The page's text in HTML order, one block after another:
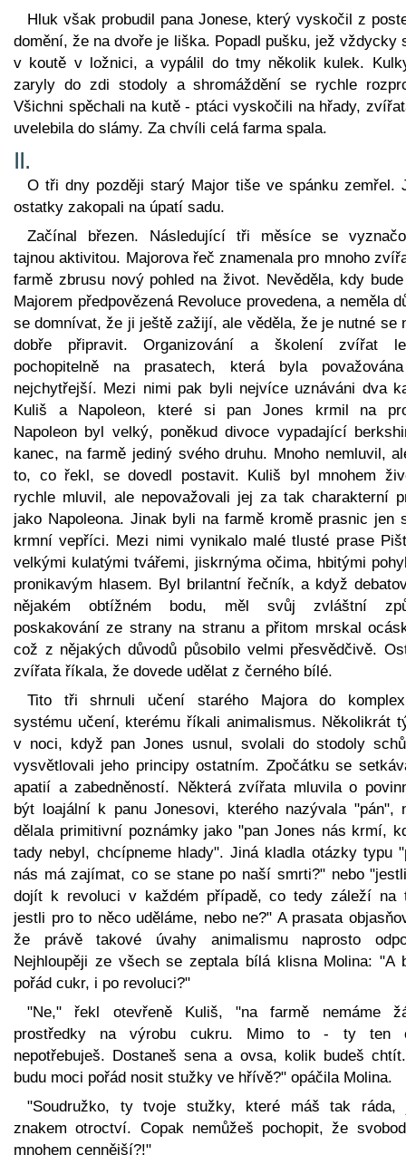
Hluk však probudil pana Jonese, který vyskočil z
domění, že na dvoře je liška. Popadl pušku, jež vždycky
v koutě v ložnici, a vypálil do tmy několik kulek.
zaryly do zdi stodoly a shromáždění se rychle
Všichni spěchali na kutě - ptáci vyskočili na hřady,
uvelebila do slámy. Za chvíli celá farma spala.
II.
O tři dny později starý Major tiše ve spánku zemřel.
ostatky zakopali na úpatí sadu.
Začínal březen. Následující tři měsíce se
tajnou aktivitou. Majorova řeč znamenala pro mnoho
farmě zbrusu nový pohled na život. Nevěděla, kdy
Majorem předpovězená Revoluce provedena, a neměla
se domnívat, že ji ještě zažijí, ale věděla, že je nutné se
dobře připravit. Organizování a školení zvířat
pochopitelně na prasatech, která byla
nejchytřejší. Mezi nimi pak byli nejvíce uznáváni dva
Kuliš a Napoleon, které si pan Jones krmil na
Napoleon byl velký, poněkud divoce vypadající
kanec, na farmě jediný svého druhu. Mnoho nemluvil,
to, co řekl, se dovedl postavit. Kuliš byl mnohem
rychle mluvil, ale nepovažovali jej za tak charakterní
jako Napoleona. Jinak byli na farmě kromě prasnic jen
krmní vepříci. Mezi nimi vynikalo malé tlusté prase
velkými kulatými tvářemi, jiskrnýma očima, hbitými
pronikavým hlasem. Byl brilantní řečník, a když
nějakém obtížném bodu, měl svůj zvláštní
poskakování ze strany na stranu a přitom mrskal
což z nějakých důvodů působilo velmi přesvědčivě.
zvířata říkala, že dovede udělat z černého bílé.
Tito tři shrnuli učení starého Majora do
systému učení, kterému říkali animalismus. Několikrát
v noci, když pan Jones usnul, svolali do stodoly
vysvětlovali jeho principy ostatním. Zpočátku se
apatií a zabedněností. Některá zvířata mluvila o
být loajální k panu Jonesovi, kterého nazývala "pán",
dělala primitivní poznámky jako "pan Jones nás krmí,
tady nebyl, chcípneme hlady". Jiná kladla otázky typu
nás má zajímat, co se stane po naší smrti?" nebo
dojít k revoluci v každém případě, co tedy záleží na
jestli pro to něco uděláme, nebo ne?" A prasata
že právě takové úvahy animalismu naprosto
Nejhloupěji ze všech se zeptala bílá klisna Molina: "A
pořád cukr, i po revoluci?"
"Ne," řekl otevřeně Kuliš, "na farmě nemáme
prostředky na výrobu cukru. Mimo to - ty ten
nepotřebuješ. Dostaneš sena a ovsa, kolik budeš
budu moci pořád nosit stužky ve hřívě?" opáčila Molina.
"Soudružko, ty tvoje stužky, které máš tak ráda,
znakem otroctví. Copak nemůžeš pochopit, že
mnohem cennější?!"